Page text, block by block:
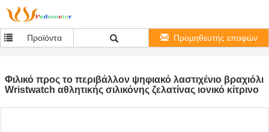
Προϊόντα Προμηθευτής επαφών
Φιλικό προς το περιβάλλον ψηφιακό λαστιχένιο βραχιόλι
Wristwatch αθλητικής σιλικόνης ζελατίνας ιονικό κίτρινο